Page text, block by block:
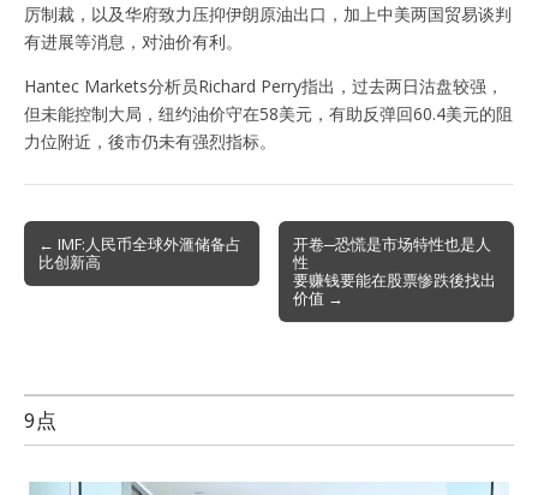
厉制裁，以及华府致力压抑伊朗原油出口，加上中美两国贸易谈判
有进展等消息，对油价有利。
Hantec Markets分析员Richard Perry指出，过去两日沽盘较强，
但未能控制大局，纽约油价守在58美元，有助反弹回60.4美元的阻
力位附近，後市仍未有强烈指标。
Post
navigation
← IMF:人民币全球外滙储备占
比创新高
开卷─恐慌是市场特性也是人
性
要赚钱要能在股票惨跌後找出
价值 →
9点